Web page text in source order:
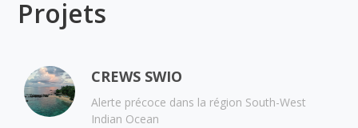
Projets
CREWS SWIO
Alerte précoce dans la région South-West
Indian Ocean